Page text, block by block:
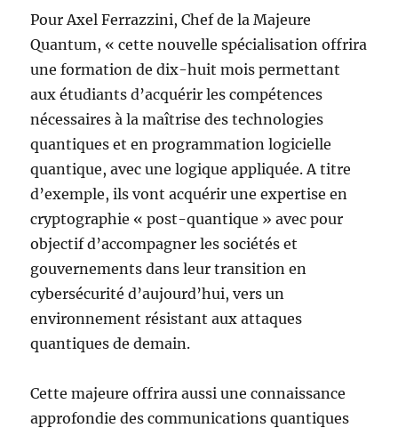
Pour Axel Ferrazzini, Chef de la Majeure
Quantum, « cette nouvelle spécialisation offrira
une formation de dix-huit mois permettant
aux étudiants d’acquérir les compétences
nécessaires à la maîtrise des technologies
quantiques et en programmation logicielle
quantique, avec une logique appliquée. A titre
d’exemple, ils vont acquérir une expertise en
cryptographie « post-quantique » avec pour
objectif d’accompagner les sociétés et
gouvernements dans leur transition en
cybersécurité d’aujourd’hui, vers un
environnement résistant aux attaques
quantiques de demain.
Cette majeure offrira aussi une connaissance
approfondie des communications quantiques